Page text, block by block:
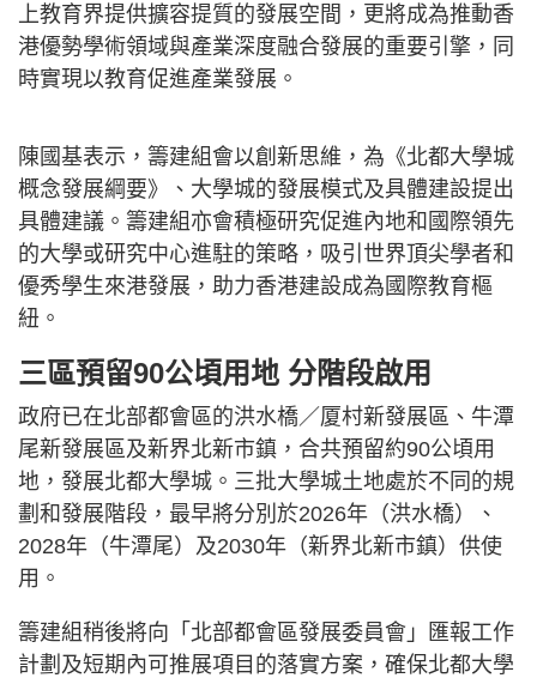
上教育界提供擴容提質的發展空間，更將成為推動香
港優勢學術領域與產業深度融合發展的重要引擎，同
時實現以教育促進產業發展。
陳國基表示，籌建組會以創新思維，為《北都大學城
概念發展綱要》、大學城的發展模式及具體建設提出
具體建議。籌建組亦會積極研究促進內地和國際領先
的大學或研究中心進駐的策略，吸引世界頂尖學者和
優秀學生來港發展，助力香港建設成為國際教育樞
紐。
三區預留90公頃用地 分階段啟用
政府已在北部都會區的洪水橋／厦村新發展區、牛潭
尾新發展區及新界北新市鎮，合共預留約90公頃用
地，發展北都大學城。三批大學城土地處於不同的規
劃和發展階段，最早將分別於2026年（洪水橋）、
2028年（牛潭尾）及2030年（新界北新市鎮）供使
用。
籌建組稍後將向「北部都會區發展委員會」匯報工作
計劃及短期內可推展項目的落實方案，確保北都大學